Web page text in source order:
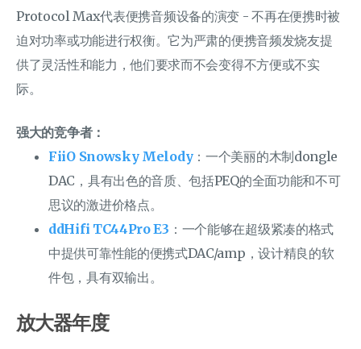
Protocol Max代表便携音频设备的演变 - 不再在便携时被
迫对功率或功能进行权衡。它为严肃的便携音频发烧友提
供了灵活性和能力，他们要求而不会变得不方便或不实
际。
强大的竞争者：
FiiO Snowsky Melody：一个美丽的木制dongle
DAC，具有出色的音质、包括PEQ的全面功能和不可
思议的激进价格点。
ddHifi TC44Pro E3 ：一个能够在超级紧凑的格式
中提供可靠性能的便携式DAC/amp，设计精良的软
件包，具有双输出。
放大器年度